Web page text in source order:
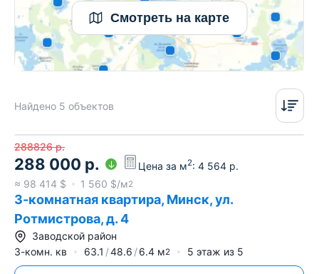
Смотреть на карте
Найдено 5 объектов
288826 р.
288 000 р. Цена за м2: 4 564 р.
≈ 98 414 $ 1 560 $/м2
3-комнатная квартира, Минск, ул.
Ротмистрова, д. 4
Заводской район
3-комн. кв
63.1 48.6 6.4 м2 5 этаж из 5